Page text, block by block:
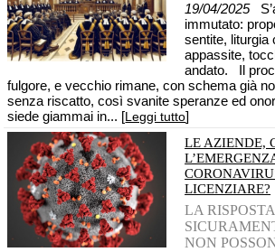
19/04/2025
immutato:
sentite, liturgia
appassite,
andato. Il
fulgore, e vecchio rimane, con schema già
senza riscatto, così svanite speranze ed
siede giammai in... [Leggi tutto]
LE AZIENDE,
LICENZIARE?
LA
NON